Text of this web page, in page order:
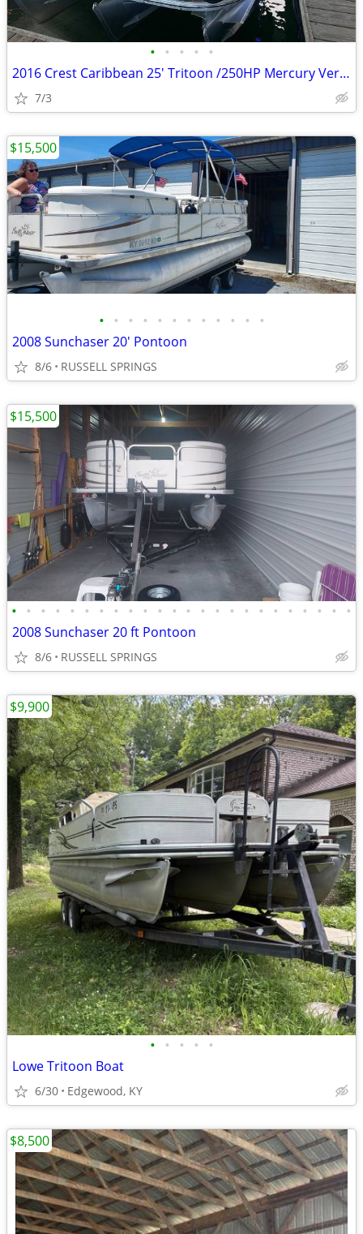
• • • • •
2016 Crest Caribbean 25' Tritoon /250HP Mercury Verado 00768712
7/3
• • • • • • • • • • • •
2008 Sunchaser 20' Pontoon
8/6 RUSSELL SPRINGS
$15,500
• • • • • • • • • • • • • • • • • • • • • • • •
2008 Sunchaser 20 ft Pontoon
8/6 RUSSELL SPRINGS
$15,500
• • • • •
Lowe Tritoon Boat
6/30 Edgewood, KY
$9,900
$8,500